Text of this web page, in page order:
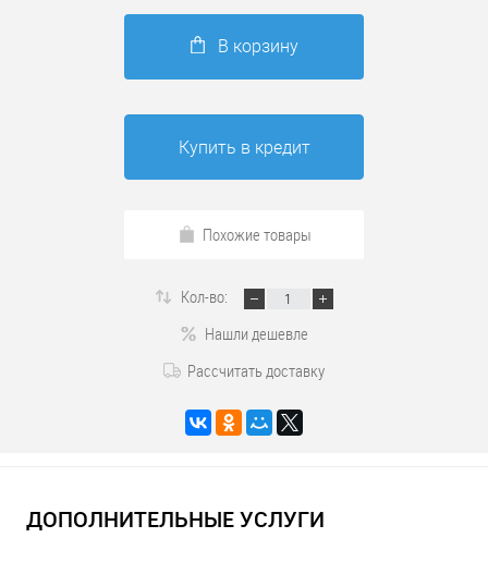
В корзину
Купить в кредит
Похожие товары
Кол-во:
Нашли дешевле
Рассчитать доставку
ДОПОЛНИТЕЛЬНЫЕ УСЛУГИ